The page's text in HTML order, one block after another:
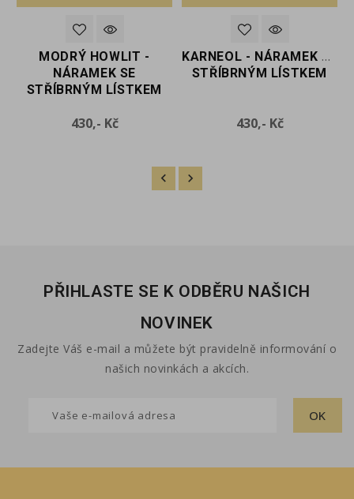
MODRÝ HOWLIT -
NÁRAMEK SE
STŘÍBRNÝM LÍSTKEM
430,- KčCena
KARNEOL - NÁRAMEK SE
STŘÍBRNÝM LÍSTKEM
430,- KčCena
PŘIHLASTE SE K ODBĚRU NAŠICH
NOVINEK
Zadejte Váš e-mail a můžete být pravidelně informování o
našich novinkách a akcích.